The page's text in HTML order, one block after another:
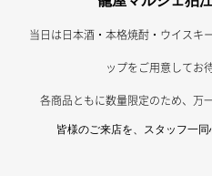
当日は日本酒・本格焼酎・ウイスキ
ップをご用意してお
各商品ともに数量限定のため、万
皆様のご来店を、スタッフ一